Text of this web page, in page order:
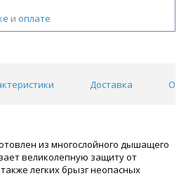
и оплате
Доставка
из многослойного дышащего
великолепную защиту от
легких брызг неопасных